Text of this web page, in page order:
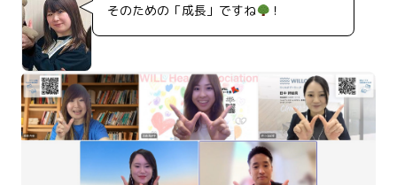
そのための「成長」ですね ！